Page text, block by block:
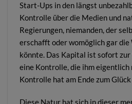
Start-Ups in den längst
Kontrolle über die Medien und
Regierungen, niemanden, der
erschafft oder womöglich gar
könnte. Das Kapital ist sofort
eine Kontrolle, die ihm eigentlich
Kontrolle hat am Ende zum
Diese Natur hat sich in dieser